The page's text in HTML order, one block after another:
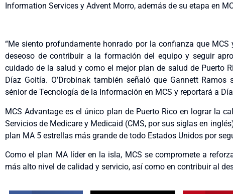
Information Services y Advent Morro, además de su etapa en
“Me siento profundamente honrado por la confianza que
deseoso de contribuir a la formación del equipo y seguir
cuidado de la salud y como el mejor plan de salud de Puerto
Díaz Goitía. O’Drobinak también señaló que Gannett
sénior de Tecnología de la Información en MCS y reportará a
MCS Advantage es el único plan de Puerto Rico en lograr la
Servicios de Medicare y Medicaid (CMS, por sus siglas en
plan MA 5 estrellas más grande de todo Estados Unidos por
Como el plan MA líder en la isla, MCS se compromete a
más alto nivel de calidad y servicio, así como en contribuir al